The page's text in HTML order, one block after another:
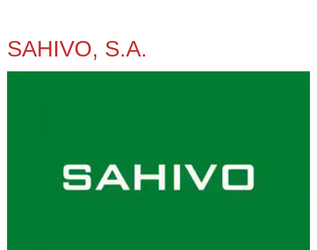
SAHIVO, S.A.